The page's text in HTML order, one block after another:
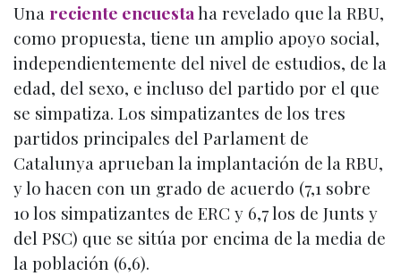
Una reciente encuestaha revelado que la RBU,
como propuesta, tiene un amplio apoyo social,
independientemente del nivel de estudios, de la
edad, del sexo, e incluso del partido por el que
se simpatiza. Los simpatizantes de los tres
partidos principales del Parlament de
Catalunya aprueban la implantación de la RBU,
y lo hacen con un grado de acuerdo (7,1 sobre
10 los simpatizantes de ERC y 6,7 los de Junts y
del PSC) que se sitúa por encima de la media de
la población (6,6).